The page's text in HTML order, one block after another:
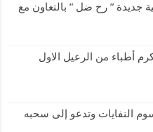
جديدة ” رح ضل ” بالتعاون مع
أطباء من الرعيل الاول
النفايات وتدعو إلى سحبه